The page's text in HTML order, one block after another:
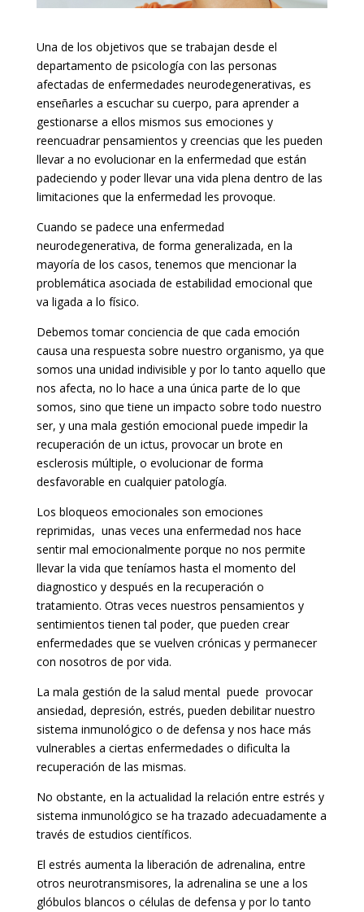
Una de los objetivos que se trabajan desde el
departamento de psicología con las personas
afectadas de enfermedades neurodegenerativas, es
enseñarles a escuchar su cuerpo, para aprender a
gestionarse a ellos mismos sus emociones y
reencuadrar pensamientos y creencias que les pueden
llevar a no evolucionar en la enfermedad que están
padeciendo y poder llevar una vida plena dentro de las
limitaciones que la enfermedad les provoque.
Cuando se padece una enfermedad
neurodegenerativa, de forma generalizada, en la
mayoría de los casos, tenemos que mencionar la
problemática asociada de estabilidad emocional que
va ligada a lo físico.
Debemos tomar conciencia de que cada emoción
causa una respuesta sobre nuestro organismo, ya que
somos una unidad indivisible y por lo tanto aquello que
nos afecta, no lo hace a una única parte de lo que
somos, sino que tiene un impacto sobre todo nuestro
ser, y una mala gestión emocional puede impedir la
recuperación de un ictus, provocar un brote en
esclerosis múltiple, o evolucionar de forma
desfavorable en cualquier patología.
Los bloqueos emocionales son emociones
reprimidas, unas veces una enfermedad nos hace
sentir mal emocionalmente porque no nos permite
llevar la vida que teníamos hasta el momento del
diagnostico y después en la recuperación o
tratamiento. Otras veces nuestros pensamientos y
sentimientos tienen tal poder, que pueden crear
enfermedades que se vuelven crónicas y permanecer
con nosotros de por vida.
La mala gestión de la salud mental puede provocar
ansiedad, depresión, estrés, pueden debilitar nuestro
sistema inmunológico o de defensa y nos hace más
vulnerables a ciertas enfermedades o dificulta la
recuperación de las mismas.
No obstante, en la actualidad la relación entre estrés y
sistema inmunológico se ha trazado adecuadamente a
través de estudios científicos.
El estrés aumenta la liberación de adrenalina, entre
otros neurotransmisores, la adrenalina se une a los
glóbulos blancos o células de defensa y por lo tanto